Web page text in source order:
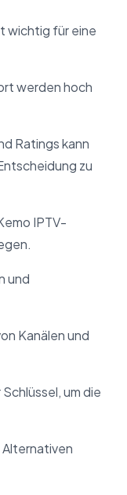
wichtig für eine
werden hoch
Ratings kann
zu
IPTV-
und
Kanälen und
um die
Alternativen